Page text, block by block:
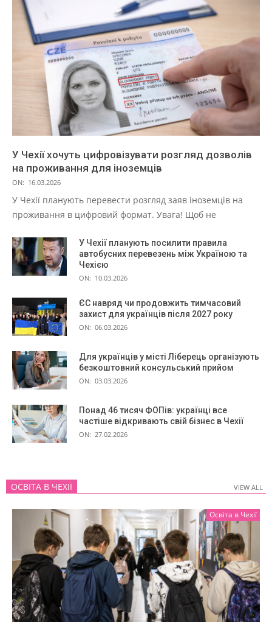
У Чехії хочуть цифровізувати розгляд дозволів
на проживання для іноземців
ON: 16.03.2026
У Чехії планують перевести розгляд заяв іноземців на
проживання в цифровий формат. Увага! Щоб не
У Чехії планують посилити правила
автобусних перевезень між Україною та
Чехією
ON: 10.03.2026
ЄС навряд чи продовжить тимчасовий
захист для українців після 2027 року
ON: 06.03.2026
Для українців у місті Ліберець організують
безкоштовний консульський прийом
ON: 03.03.2026
Понад 46 тисяч ФОПів: українці все
частіше відкривають свій бізнес в Чехії
ON: 27.02.2026
ОСВІТА В ЧЕХІЇ VIEW ALL
Освіта в Чехії
VIEW ALL